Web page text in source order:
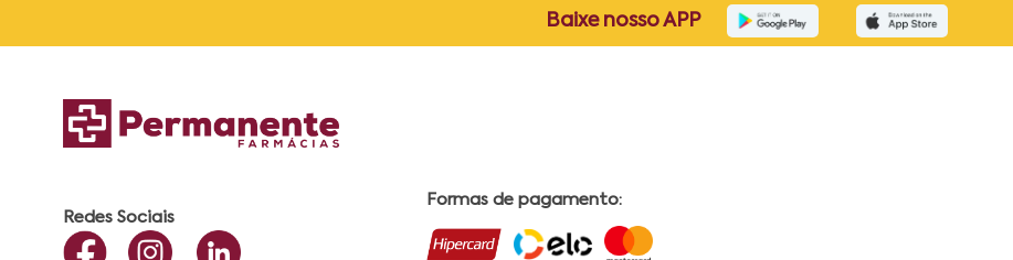
Baixe nosso APP
Redes Sociais
Formas de pagamento: